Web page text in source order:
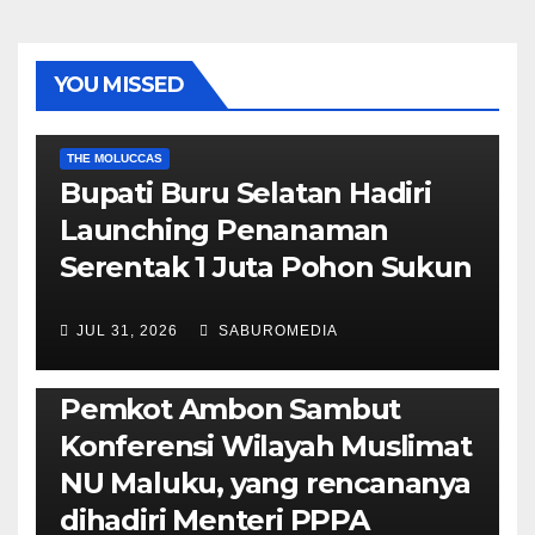
YOU MISSED
THE MOLUCCAS
Bupati Buru Selatan Hadiri
Launching Penanaman
Serentak 1 Juta Pohon Sukun
JUL 31, 2026 SABUROMEDIA
AMBON METRO JURNALISME AKTIVIS
POLITIK & PEMERINTAHAN
Pemkot Ambon Sambut
Konferensi Wilayah Muslimat
NU Maluku, yang rencananya
dihadiri Menteri PPPA